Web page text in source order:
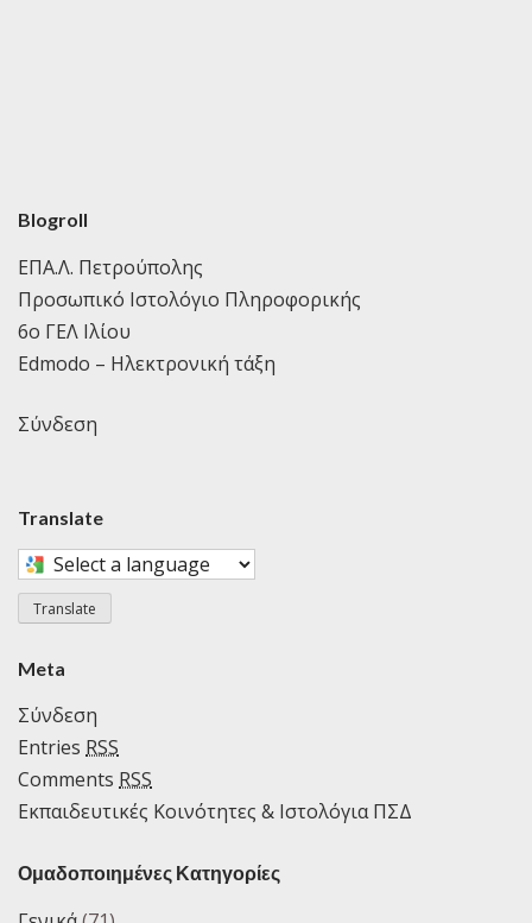
Blogroll
ΕΠΑ.Λ. Πετρούπολης
Προσωπικό Ιστολόγιο Πληροφορικής
6ο ΓΕΛ Ιλίου
Edmodo – Ηλεκτρονική τάξη
Σύνδεση
Translate
Select
a
language
to
this
page
Translate
Meta
Σύνδεση
Entries RSS
Comments RSS
Εκπαιδευτικές Κοινότητες & Ιστολόγια ΠΣΔ
Ομαδοποιημένες Κατηγορίες